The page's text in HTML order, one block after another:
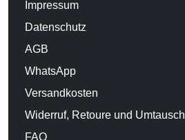
Impressum
Datenschutz
AGB
WhatsApp
Versandkosten
Widerruf, Retoure und Umtausch
FAQ